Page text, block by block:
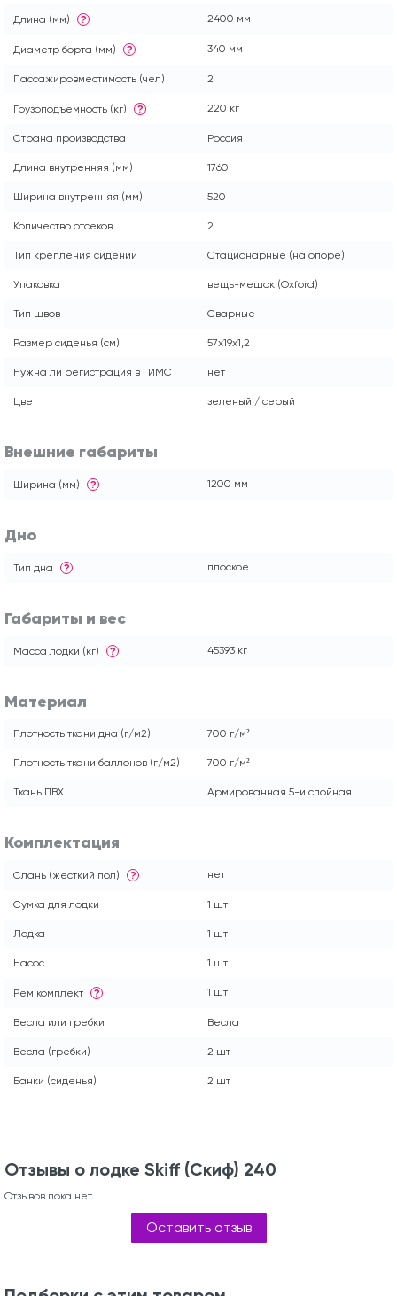
Длина (мм) ? 2400 мм
Диаметр борта (мм) ? 340 мм
Пассажировместимость (чел) 2
Грузоподъемность (кг) ? 220 кг
Страна производства Россия
Длина внутренняя (мм) 1760
Ширина внутренняя (мм) 520
Количество отсеков 2
Тип крепления сидений Стационарные (на опоре)
Упаковка вещь-мешок (Оxford)
Тип швов Сварные
Размер сиденья (см) 57x19x1,2
Нужна ли регистрация в ГИМС нет
Цвет зеленый / серый
Внешние габариты
Ширина (мм) ? 1200 мм
Дно
Тип дна ? плоское
Габариты и вес
Масса лодки (кг) ? 45393 кг
Материал
Плотность ткани дна (г/м2) 700 г/м²
Плотность ткани баллонов (г/м2) 700 г/м²
Ткань ПВХ Армированная 5-и слойная
Комплектация
Слань (жесткий пол) ? нет
Сумка для лодки 1 шт
Лодка 1 шт
Насос 1 шт
Рем.комплект ? 1 шт
Весла или гребки Весла
Весла (гребки) 2 шт
Банки (сиденья) 2 шт
Отзывы о лодке Skiff (Скиф) 240
Отзывов пока нет
Оставить отзыв